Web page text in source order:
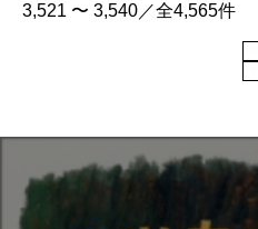
3,521 〜 3,540／全4,565件